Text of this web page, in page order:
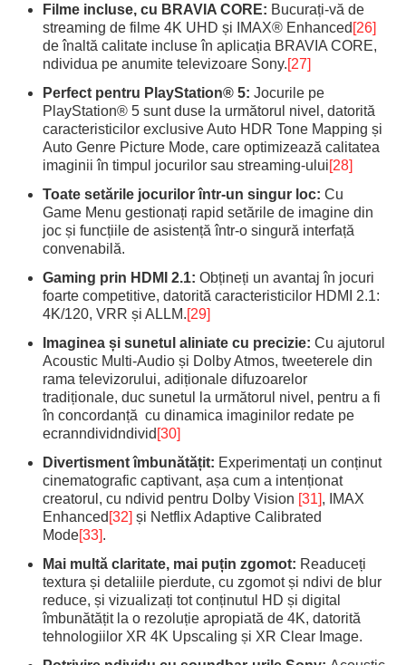
Filme incluse, cu BRAVIA CORE: Bucurați-vă de
streaming de filme 4K UHD și IMAX® Enhanced [26]
de înaltă calitate incluse în aplicația BRAVIA CORE,
ndividua pe anumite televizoare Sony.[27]
Perfect pentru PlayStation® 5:Jocurile pe
PlayStation® 5 sunt duse la următorul nivel, datorită
caracteristicilor exclusive Auto HDR Tone Mapping și
Auto Genre Picture Mode, care optimizează calitatea
imaginii în timpul jocurilor sau streaming-ului[28]
Toate setările jocurilor într-un singur loc:Cu
Game Menu gestionați rapid setările de imagine din
joc și funcțiile de asistență într-o singură interfață
convenabilă.
Gaming prin HDMI 2.1:Obțineți un avantaj în jocuri
foarte competitive, datorită caracteristicilor HDMI 2.1:
4K/120, VRR și ALLM.[29]
Imaginea și sunetul aliniate cu precizie:Cu ajutorul
Acoustic Multi-Audio și Dolby Atmos, tweeterele din
rama televizorului, adiționale difuzoarelor
tradiționale, duc sunetul la următorul nivel, pentru a fi
în concordanță cu dinamica imaginilor redate pe
ecranndividndivid [30]
Divertisment îmbunătățit: Experimentați un conținut
cinematografic captivant, așa cum a intenționat
creatorul, cu ndivid pentru Dolby Vision [31], IMAX
Enhanced [32] și Netflix Adaptive Calibrated
Mode[33].
Mai multă claritate, mai puțin zgomot: Readuceți
textura și detaliile pierdute, cu zgomot și ndivi de blur
reduce, și vizualizați tot conținutul HD și digital
îmbunătățit la o rezoluție apropiată de 4K, datorită
tehnologiilor XR 4K Upscaling și XR Clear Image.